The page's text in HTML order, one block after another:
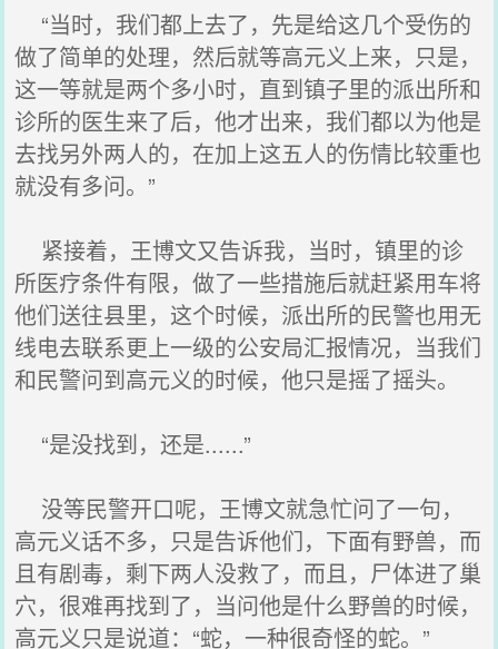
“当时，我们都上去了，先是给这几个受伤的
做了简单的处理，然后就等高元义上来，只是，
这一等就是两个多小时，直到镇子里的派出所和
诊所的医生来了后，他才出来，我们都以为他是
去找另外两人的，在加上这五人的伤情比较重也
就没有多问。”
紧接着，王博文又告诉我，当时，镇里的诊
所医疗条件有限，做了一些措施后就赶紧用车将
他们送往县里，这个时候，派出所的民警也用无
线电去联系更上一级的公安局汇报情况，当我们
和民警问到高元义的时候，他只是摇了摇头。
“是没找到，还是......”
没等民警开口呢，王博文就急忙问了一句，
高元义话不多，只是告诉他们，下面有野兽，而
且有剧毒，剩下两人没救了，而且，尸体进了巢
穴，很难再找到了，当问他是什么野兽的时候，
高元义只是说道：“蛇，一种很奇怪的蛇。”